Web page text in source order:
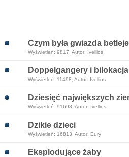
Czym była gwiazda
Wyświetleń: 9817, Autor: Ivellios
Doppelgangery i bilokacja
Wyświetleń: 11498, Autor: Ivellios
Dziesięć największych
Wyświetleń: 91698, Autor: Ivellios
Dzikie dzieci
Wyświetleń: 16813, Autor: Eury
Eksplodujące żaby